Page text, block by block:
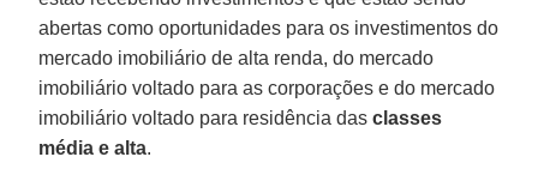
abertas como oportunidades para os investimentos do
mercado imobiliário de alta renda, do mercado
imobiliário voltado para as corporações e do mercado
imobiliário voltado para residência das classes
média e alta.